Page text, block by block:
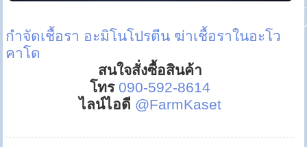
กำจัดเชื้อรา อะมิโนโปรตีน ฆ่าเชื้อราในอะโว
คาโด
สนใจสั่งซื้อสินค้า
โทร 090-592-8614
ไลน์ไอดี @FarmKaset